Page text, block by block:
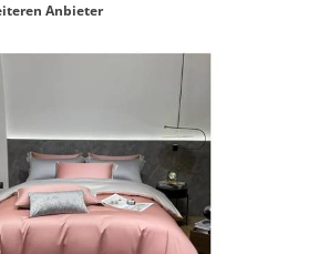
Anbieter